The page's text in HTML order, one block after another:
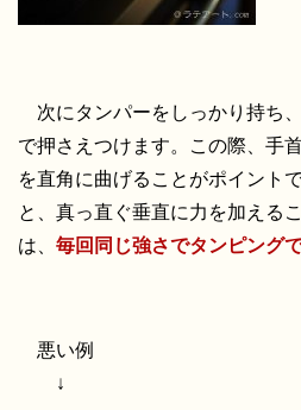
次にタンパーをしっかり持ち
で押さえつけます。この際、手
を直角に曲げることがポイント
と、真っ直ぐ垂直に力を加える
は、 毎回同じ強さでタンピング
悪い例
↓